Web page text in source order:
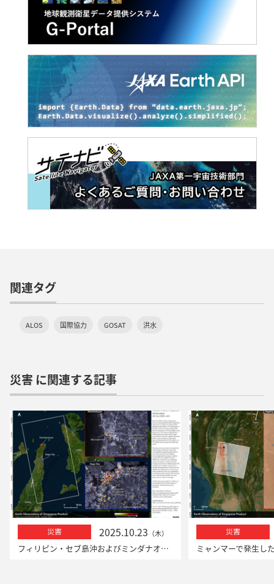
関連タグ
ALOS 国際協力 GOSAT 洪水
災害 に関連する記事
災害 2025.10.23 （木）
フィリピン・セブ島沖およびミンダナオ島沖での地震における「だいち2号」による観測
災害